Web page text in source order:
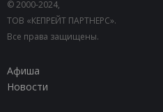
© 2000-2024,
ТОВ «КЕПРЕЙТ ПАРТНЕРС».
Все права защищены.
Афиша
Новости